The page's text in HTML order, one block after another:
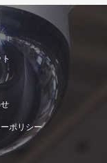
ポリシー